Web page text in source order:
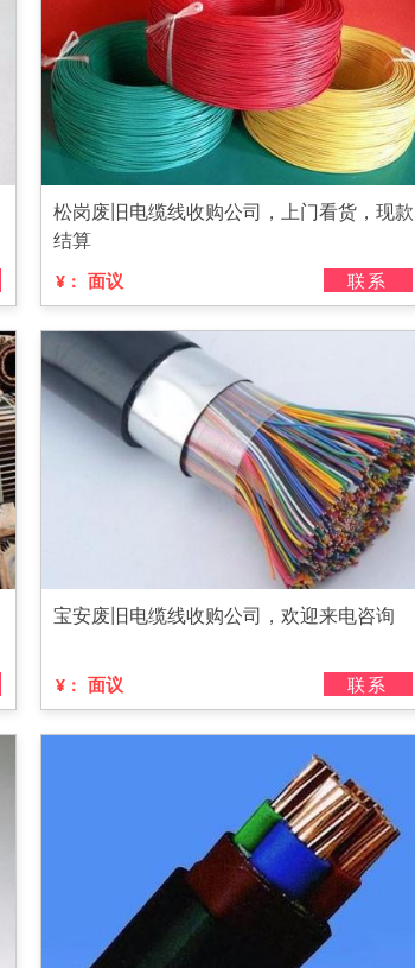
松岗废旧电缆线收购公司，上门看货，现款
结算
¥： 面议 联系
宝安废旧电缆线收购公司，欢迎来电咨询
¥： 面议 联系